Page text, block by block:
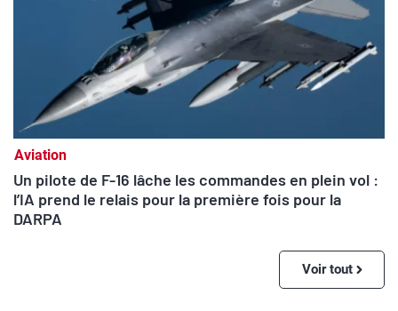
Aviation
Un pilote de F-16 lâche les commandes en plein vol :
l’IA prend le relais pour la première fois pour la
DARPA
Voir tout